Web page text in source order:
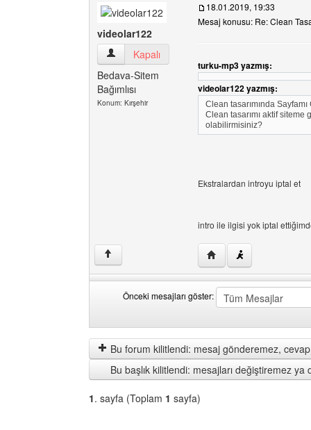
videolar122
videolar122 Kullanıcının profilini görüntüle
Kapalı
Bedava-Sitem
Bağımlısı
Konum: Kırşehir
18.01.2019, 19:33
Mesaj konusu: Re: Clean
turku-mp3 yazmış:
videolar122 yazmış:
Clean tasarımında
Clean tasarımı aktif siteme
olabilirmisiniz?
Ekstralardan introyu iptal et
intro ile ilgisi yok iptal
↑ Yazarın web sitesini
Önceki mesajları göster:
mesajları
göster
by
Bu forum kilitlendi: mesaj gönderemez,
Bu başlık kilitlendi: mesajları değiştiremez ya
1. sayfa (Toplam 1 sayfa)